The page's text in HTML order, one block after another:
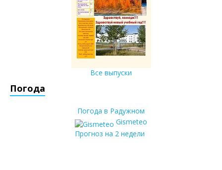
Все выпуски
Погода
Погода в Радужном
Gismeteo
Прогноз на 2 недели